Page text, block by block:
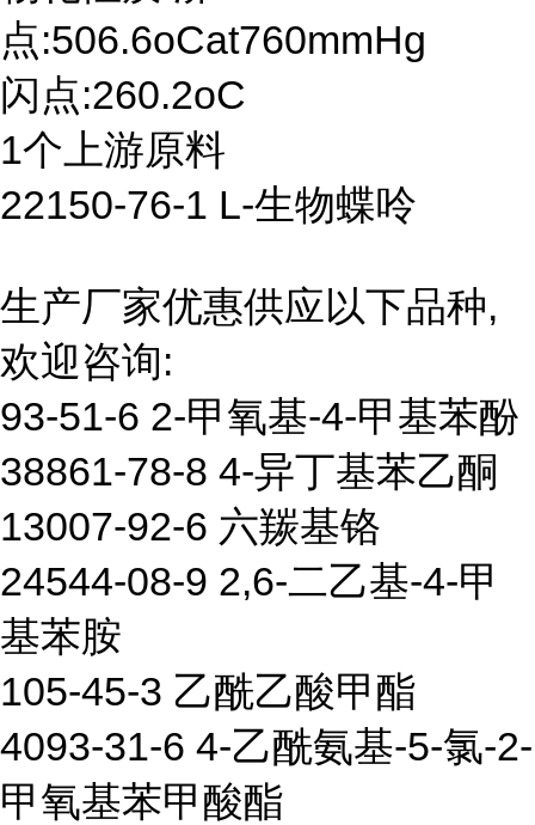
点:506.6oCat760mmHg
闪点:260.2oC
1个上游原料
22150-76-1 L-生物蝶呤
生产厂家优惠供应以下品种,
欢迎咨询:
93-51-6 2-甲氧基-4-甲基苯酚
38861-78-8 4-异丁基苯乙酮
13007-92-6 六羰基铬
24544-08-9 2,6-二乙基-4-甲
基苯胺
105-45-3 乙酰乙酸甲酯
4093-31-6 4-乙酰氨基-5-氯-2-
甲氧基苯甲酸酯